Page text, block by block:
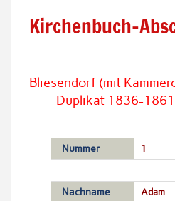
Kirchenbuch-
Bliesendorf (mit
Duplikat 1836-
Nummer 1
Nachname Adam